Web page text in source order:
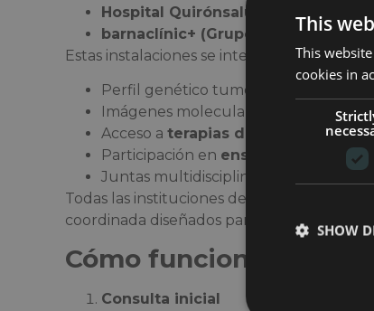
Hospital Quirónsalud Barcelona
barnaclínic+ (Grupo Hospital Clínic)
Estas instalaciones se integran
biopsia
Perfil genético tumoral
Imágenes moleculares y
Acceso a terapias dirigidas e
Participación en ensayos clínicos
Juntas multidisciplinarias de tumores
Todas las instituciones de BIH ofrecen
coordinada diseñados para
pacientes
Cómo funciona el
Consulta inicial
This
This
cookies in
SHOW